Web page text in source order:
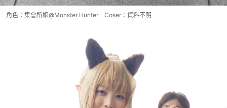
角色：集會所娘@Monster Hunter Coser：資料不明